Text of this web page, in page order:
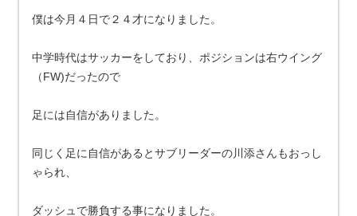
僕は今月４日で２４才になりました。
中学時代はサッカーをしており、ポジションは右ウイング
（FW)だったので
足には自信がありました。
同じく足に自信があるとサブリーダーの川添さんもおっし
ゃられ、
ダッシュで勝負する事になりました。